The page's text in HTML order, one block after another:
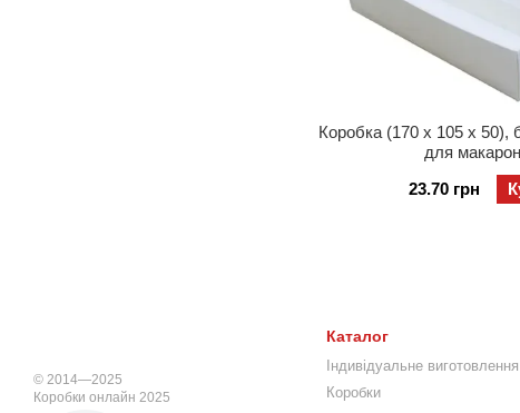
Коробка (170 x 105 х 50),
для
23.70 грн
© 2014—2025
Коробки онлайн 2025
Каталог
Індивідуальне
Коробки